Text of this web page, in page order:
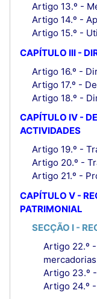
Artigo 13.º -
Artigo 14.º -
Artigo 15.º -
CAPÍTULO III -
Artigo 16.º -
Artigo 17.º -
Artigo 18.º -
CAPÍTULO IV -
ACTIVIDADES
Artigo 19.º -
Artigo 20.º -
Artigo 21.º -
CAPÍTULO V -
PATRIMONIAL
SECÇÃO I -
Artigo 22.º
mercadorias
Artigo 23.º
Artigo 24.º